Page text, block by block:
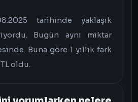
tarihinde yaklaşık
Bugün aynı miktar
Buna göre 1 yıllık fark
oldu.